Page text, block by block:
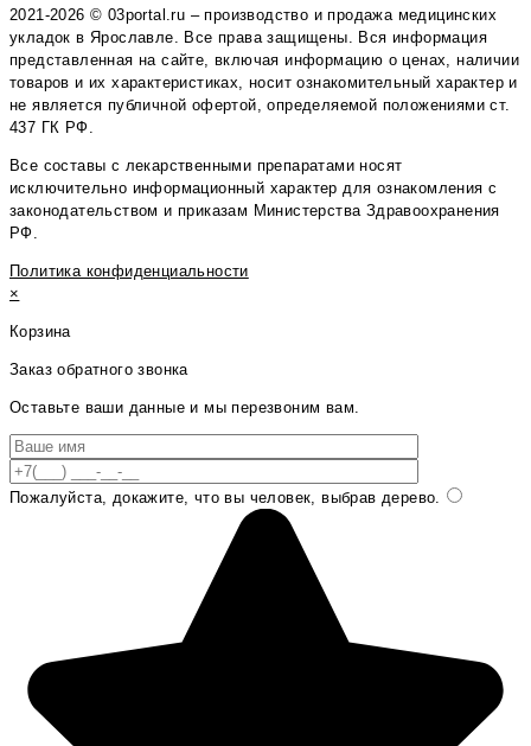
2021-2026 © 03portal.ru – производство и продажа медицинских
укладок в Ярославле. Все права защищены. Вся информация
представленная на сайте, включая информацию о ценах, наличии
товаров и их характеристиках, носит ознакомительный характер и
не является публичной офертой, определяемой положениями ст.
437 ГК РФ.
Все составы с лекарственными препаратами носят
исключительно информационный характер для ознакомления с
законодательством и приказам Министерства Здравоохранения
РФ.
Политика конфиденциальности
×
Корзина
Заказ обратного звонка
Оставьте ваши данные и мы перезвоним вам.
Пожалуйста, докажите, что вы человек, выбрав дерево